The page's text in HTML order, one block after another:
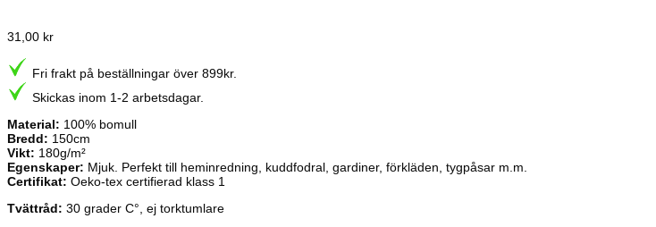
31,00 kr
Fri frakt på beställningar över 899kr.
Skickas inom 1-2 arbetsdagar.
Material: 100% bomull
Bredd: 150cm
Vikt: 180g/m²
Egenskaper: Mjuk. Perfekt till heminredning, kuddfodral, gardiner, förkläden, tygpåsar m.m.
Certifikat: Oeko-tex certifierad klass 1
Tvättråd: 30 grader C°, ej torktumlare